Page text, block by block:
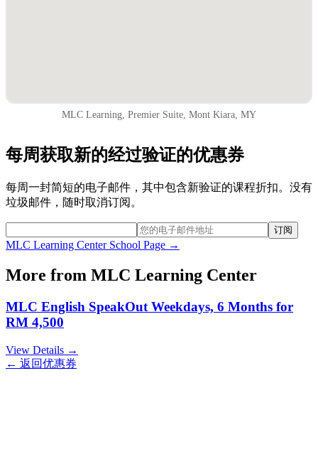
MLC Learning, Premier Suite, Mont Kiara, MY
每周获取新的经过验证的优惠券
每周一封简短的电子邮件，其中包含新验证的课程折扣。没有
垃圾邮件，随时取消订阅。
订阅
MLC Learning CenterSchool Page →
More from MLC Learning Center
MLC English SpeakOut Weekdays, 6 Months for
RM 4,500
View Details →
← 返回优惠券